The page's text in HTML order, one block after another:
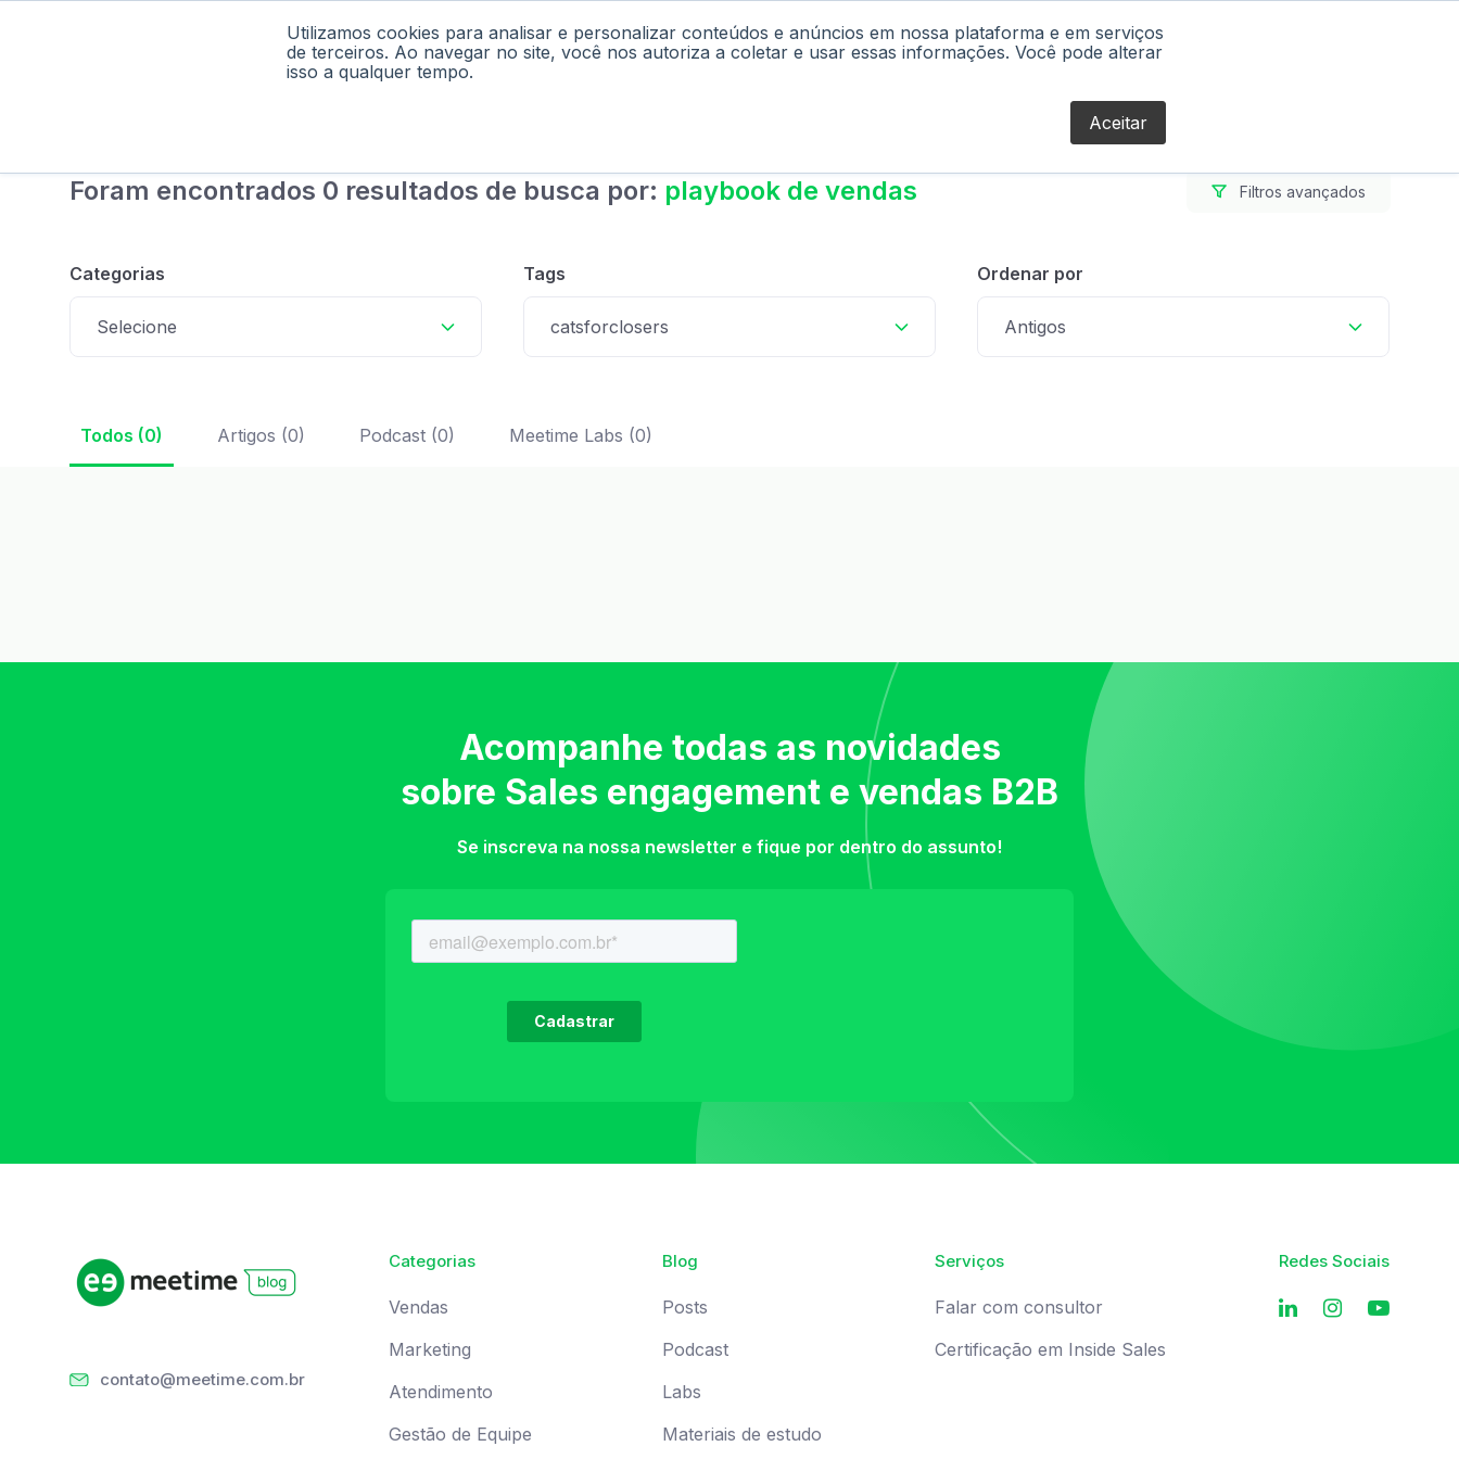
Utilizamos cookies para analisar e personalizar conteúdos e anúncios em nossa plataforma e em serviços
de terceiros. Ao navegar no site, você nos autoriza a coletar e usar essas informações. Você pode alterar
isso a qualquer tempo.
Aceitar
Home Podcast Materiais Labs Falar com Consultor Blog
Foram encontrados 0 resultados de busca por: playbook de vendas Filtros avançados
Categorias
Selecione
Tags
catsforclosers
Ordenar por
Antigos
Todos (0) Artigos (0) Podcast (0) Meetime Labs (0)
Acompanhe todas as novidades
sobre Sales engagement e vendas B2B
Se inscreva na nossa newsletter e fique por dentro do assunto!
contato@meetime.com.br
Categorias
Vendas
Marketing
Atendimento
Gestão de Equipe
Blog
Posts
Podcast
Labs
Materiais de estudo
Serviços
Falar com consultor
Certificação em Inside Sales
Redes Sociais